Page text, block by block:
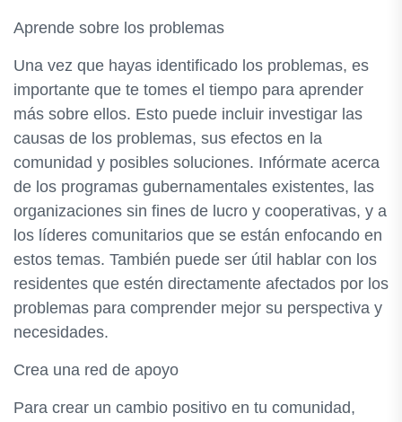
Aprende sobre los problemas
Una vez que hayas identificado los problemas, es
importante que te tomes el tiempo para aprender
más sobre ellos. Esto puede incluir investigar las
causas de los problemas, sus efectos en la
comunidad y posibles soluciones. Infórmate acerca
de los programas gubernamentales existentes, las
organizaciones sin fines de lucro y cooperativas, y a
los líderes comunitarios que se están enfocando en
estos temas. También puede ser útil hablar con los
residentes que estén directamente afectados por los
problemas para comprender mejor su perspectiva y
necesidades.
Crea una red de apoyo
Para crear un cambio positivo en tu comunidad,